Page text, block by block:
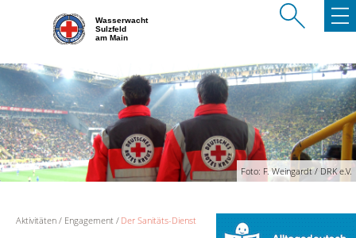
Wasserwacht
Sulzfeld
am Main
Foto: F. Weingardt / DRK e.V.
Aktivitäten Engagement Der Sanitäts-Dienst